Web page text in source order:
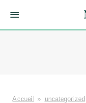
Accueil » uncategorized